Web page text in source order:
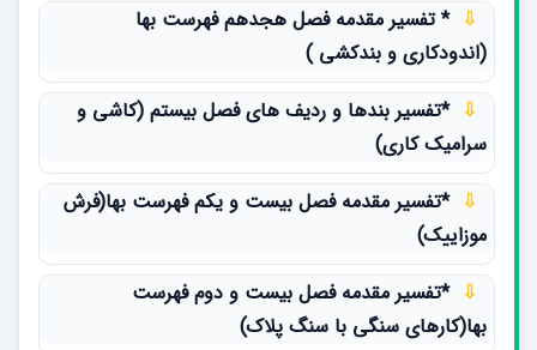
* تفسیر مقدمه فصل هجدهم فهرست بها
(اندودکاری و بندکشی )
*تفسیر بندها و ردیف های فصل بیستم (کاشی و
سرامیک کاری)
*تفسیر مقدمه فصل بیست و یکم فهرست بها(فرش
موزاییک)
*تفسیر مقدمه فصل بیست و دوم فهرست
بها(کارهای سنگی با سنگ پلاک)